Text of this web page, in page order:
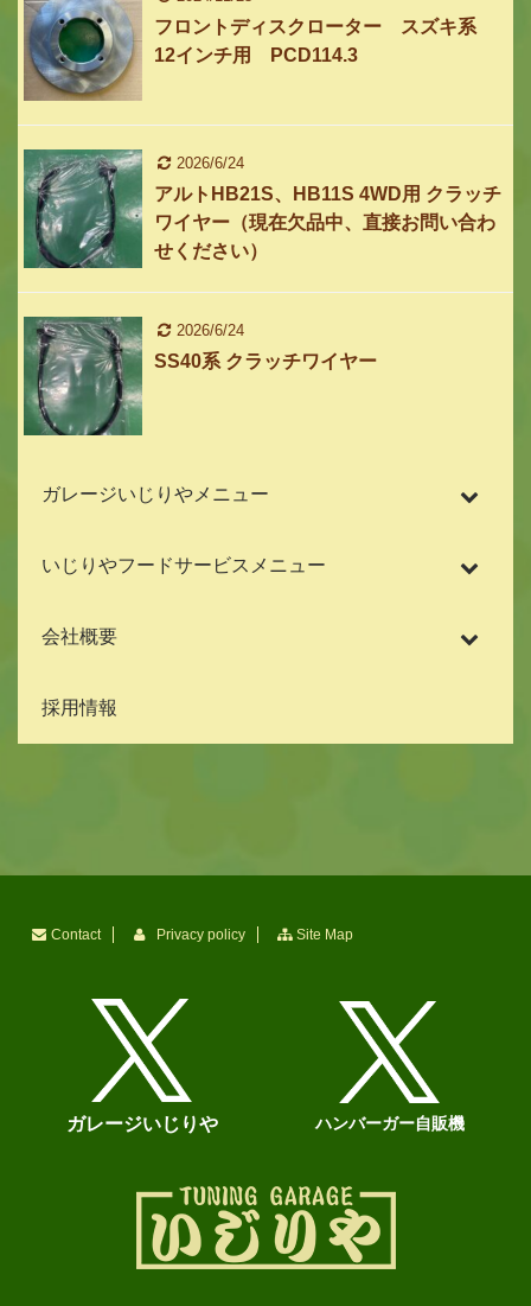
フロントディスクローター スズキ系
12インチ用 PCD114.3
2026/6/24
アルトHB21S、HB11S 4WD用 クラッチ
ワイヤー（現在欠品中、直接お問い合わ
せください）
2026/6/24
SS40系 クラッチワイヤー
ガレージいじりやメニュー
いじりやフードサービスメニュー
会社概要
採用情報
Contact Privacy policy Site Map
ガレージいじりや ハンバーガー自販機